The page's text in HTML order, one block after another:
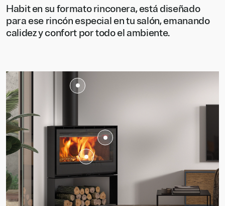
Habit en su formato rinconera, está diseñado
para ese rincón especial en tu salón, emanando
calidez y confort por todo el ambiente.